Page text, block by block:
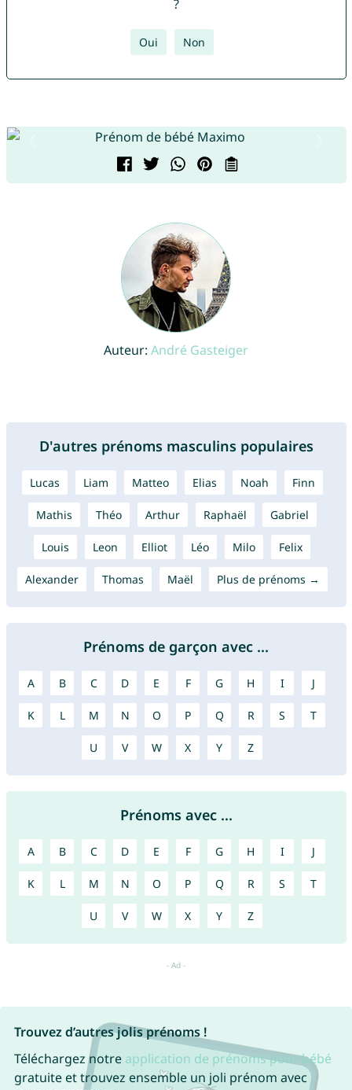
?
Oui Non
Auteur: André Gasteiger
D'autres prénoms masculins populaires
Lucas Liam Matteo Elias Noah Finn
Mathis Théo Arthur Raphaël Gabriel
Louis Leon Elliot Léo Milo Felix
Alexander Thomas Maël Plus de prénoms →
Prénoms de garçon avec ...
A B C D E F G H I J
K L M N O P Q R S T
U V W X Y Z
Prénoms avec ...
A B C D E F G H I J
K L M N O P Q R S T
U V W X Y Z
Trouvez d’autres jolis prénoms !
Téléchargez notre application de prénoms pour bébé
gratuite et trouvez ensemble un joli prénom avec